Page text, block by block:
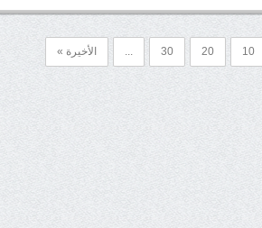
10
20
30
... الأخيرة »